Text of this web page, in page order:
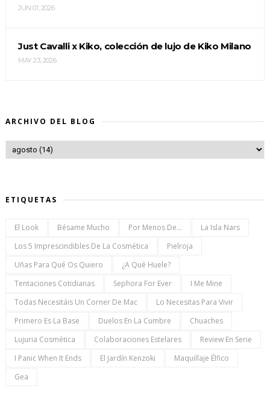
JUN 01, 2026
Just Cavalli x Kiko, colección de lujo de Kiko Milano
MAY 23, 2026
ARCHIVO DEL BLOG
ETIQUETAS
El Look Bésame Mucho Por Menos De...
La Isla Nars
Los 5 Imprescindibles De La Cosmética
Pielroja
Uñas Para Qué Os Quiero
¿a Qué Huele?
Tentaciones Cotidianas
Sephora For Ever
I Me Mine
Todas Necesitáis Un Corner De Mac
Lo Necesitas Para Vivir
Primero Es La Base
Duelos En La Cumbre
Chuaches
Lujuria Cosmética
Colaboraciones Estelares
Review En Serie
I Panic When It Ends
El Jardín Kenzoki
Maquillaje Élfico
Gea